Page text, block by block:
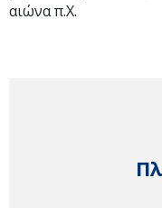
αιώνα π.Χ.